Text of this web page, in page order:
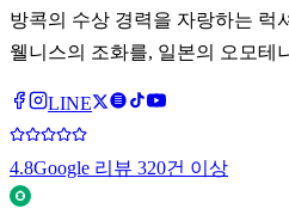
방콕의 수상 경력을 자랑하는 럭
웰니스의 조화를, 일본의 오모테
LINE
4.8Google 리뷰 320건 이상